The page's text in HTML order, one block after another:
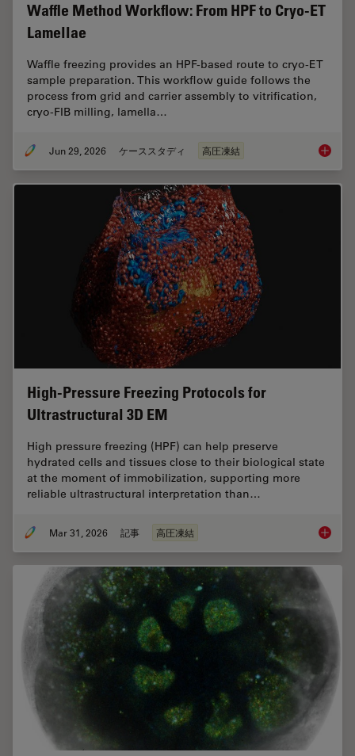
Waffle Method Workflow: From HPF to Cryo-ET
Lamellae
Waffle freezing provides an HPF-based route to cryo-ET
sample preparation. This workflow guide follows the
process from grid and carrier assembly to vitrification,
cryo-FIB milling, lamella…
Jun 29, 2026 ケーススタディ 高圧凍結 Waffle
High-Pressure Freezing Protocols for
Ultrastructural 3D EM
High pressure freezing (HPF) can help preserve
hydrated cells and tissues close to their biological state
at the moment of immobilization, supporting more
reliable ultrastructural interpretation than…
Mar 31, 2026 記事 高圧凍結 High-